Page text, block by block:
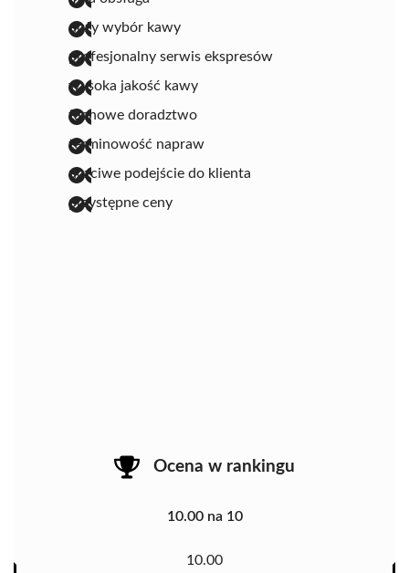
duży wybór kawy
profesjonalny serwis ekspresów
wysoka jakość kawy
fachowe doradztwo
terminowość napraw
uczciwe podejście do klienta
przystępne ceny
Ocena w rankingu
10.00 na 10
10.00